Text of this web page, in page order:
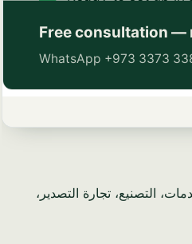
الحاجة إلى شريك محلي للخدمات، التصنيع، تجارة التصدير،